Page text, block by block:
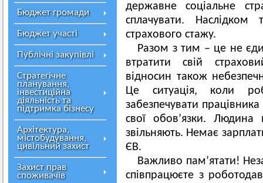
Бюджет громади
Бюджет участі
Публічні закупівлі
Стратегічне
планування,
інвестиційна
діяльність та
підтримка бізнесу
Архітектура,
містобудування,
цивільний захист
Захист прав
споживачів
державне соціальне
сплачувати. Наслідком
страхового стажу.
Разом з тим – це не
втратити свій
відносин також
Це ситуація, коли
забезпечувати
свої обов’язки.
звільняють. Немає
ЄВ.
Важливо пам’ятати!
співпрацюєте з